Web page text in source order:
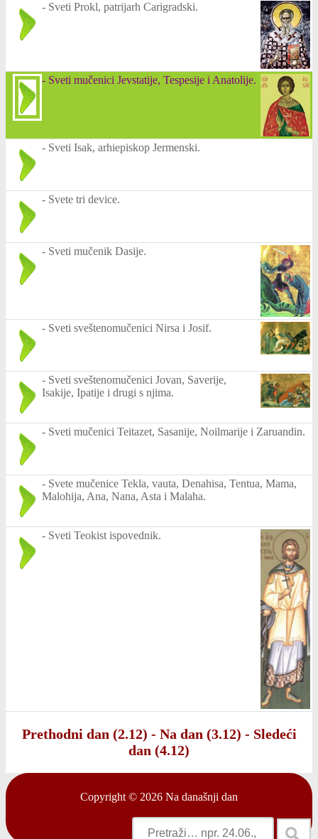
- Sveti Prokl, patrijarh Carigradski.
- Sveti mučenici Jevstatije, Tespesije i Anatolije.
- Sveti Isak, arhiepiskop Jermenski.
- Svete tri device.
- Sveti mučenik Dasije.
- Sveti sveštenomučenici Nirsa i Josif.
- Sveti sveštenomučenici Jovan, Saverije,
Isakije, Ipatije i drugi s njima.
- Sveti mučenici Teitazet, Sasanije, Noilmarije i Zaruandin.
- Svete mučenice Tekla, vauta, Denahisa, Tentua, Mama,
Malohija, Ana, Nana, Asta i Malaha.
- Sveti Teokist ispovednik.
Prethodni dan (2.12) - Na dan (3.12) - Sledeći
dan (4.12)
Copyright © 2026 Na današnji dan